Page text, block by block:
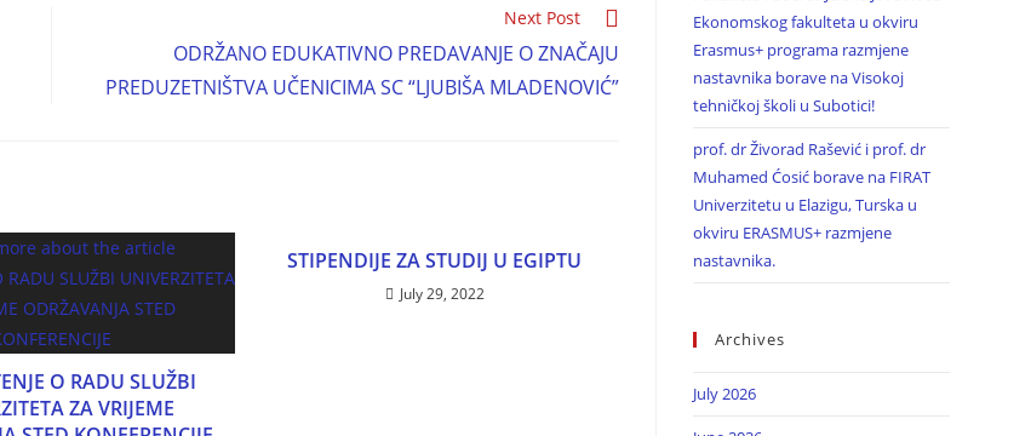
Next Post
ODRŽANO EDUKATIVNO PREDAVANJE O ZNAČAJU
PREDUZETNIŠTVA UČENICIMA SC “LJUBIŠA MLADENOVIĆ”
O RADU SLUŽBI
ZA VRIJEME
STIPENDIJE ZA STUDIJ U EGIPTU
July 29, 2022
Ekonomskog fakulteta u okviru
Erasmus+ programa razmjene
nastavnika borave na Visokoj
tehničkoj školi u Subotici!
prof. dr Živorad Rašević i prof. dr
Muhamed Ćosić borave na FIRAT
Univerzitetu u Elazigu, Turska u
okviru ERASMUS+ razmjene
nastavnika.
Archives
July 2026